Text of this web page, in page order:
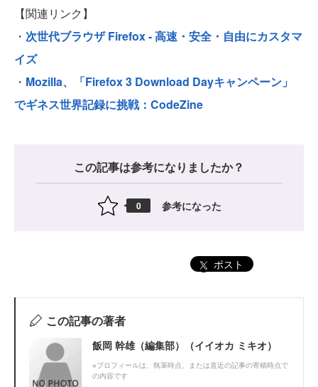
【関連リンク】
・ 次世代ブラウザ Firefox - 高速・安全・自由にカスタマ
イズ
・ Mozilla、「Firefox 3 Download Dayキャンペーン」
でギネス世界記録に挑戦：CodeZine
この記事は参考になりましたか？
0 参考になった
ポスト
この記事の著者
飯岡 幹雄（編集部）（イイオカ ミキオ）
※プロフィールは、執筆時点、または直近の記事の寄稿時点で
の内容です